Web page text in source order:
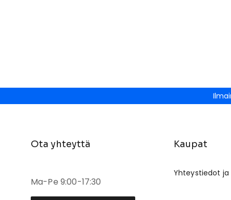
Ota yhteyttä
Ma-Pe 9:00-17:30
Kaupat
Yhteystiedot ja